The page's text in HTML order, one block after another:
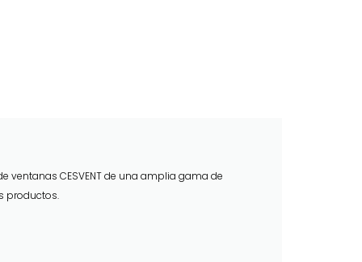
CESVENT de una amplia gama de
productos.